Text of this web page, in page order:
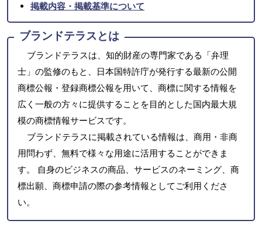
掲載内容・掲載基準について
ブランドテラスとは
ブランドテラスは、知的財産の専門家である「弁理
士」の監修のもと、日本国特許庁が発行する最新の公開
商標公報・登録商標公報を用いて、商標に関する情報を
広く一般の方々に提供することを目的とした国内最大規
模の商標情報サービスです。
ブランドテラスに掲載されている情報は、商用・非商
用問わず、無料で様々な用途に活用することができま
す。 自身のビジネスの商品、サービスのネーミング、商
標出願、商標申請の際の参考情報としてご利用くださ
い。